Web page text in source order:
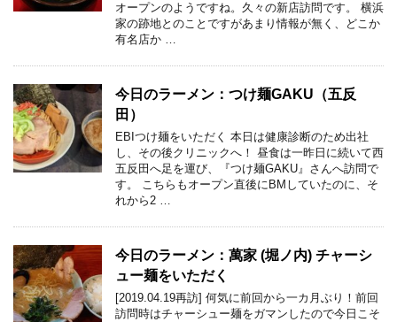
オープンのようですね。久々の新店訪問です。 横浜
家の跡地とのことですがあまり情報が無く、どこか
有名店か …
今日のラーメン：つけ麺GAKU（五反
田）
EBIつけ麺をいただく 本日は健康診断のため出社
し、その後クリニックへ！ 昼食は一昨日に続いて西
五反田へ足を運び、『つけ麺GAKU』さんへ訪問で
す。 こちらもオープン直後にBMしていたのに、そ
れから2 …
今日のラーメン：萬家 (堀ノ内) チャーシ
ュー麺をいただく
[2019.04.19再訪] 何気に前回から一カ月ぶり！前回
訪問時はチャーシュー麺をガマンしたので今日こそ